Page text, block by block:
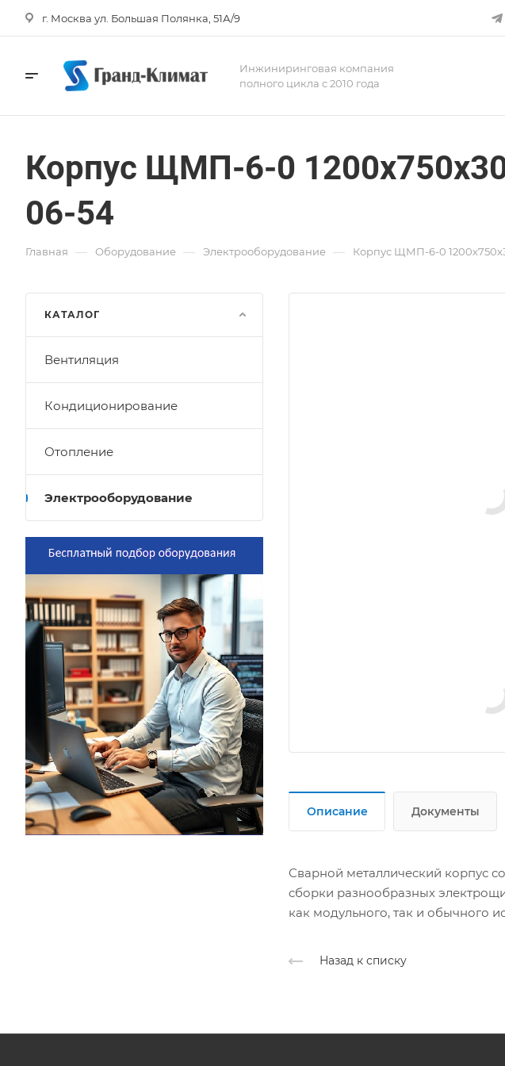
г. Москва ул. Большая Полянка, 51А/9
Инжиниринговая компания
полного цикла с 2010 года
Корпус ЩМП-6-0
06-54
Главная — Оборудование — Электрооборудование — Корпус ЩМП-6-0
Описание Документы
Сварной металлический корпус
сборки разнообразных
как модульного, так и обычного
Назад к списку
КАТАЛОГ
Вентиляция
Кондиционирование
Отопление
Электрооборудование